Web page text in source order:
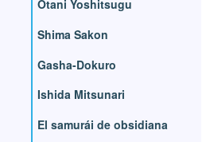
Otani Yoshitsugu
Shima Sakon
Gasha-Dokuro
Ishida Mitsunari
El samurái de obsidiana